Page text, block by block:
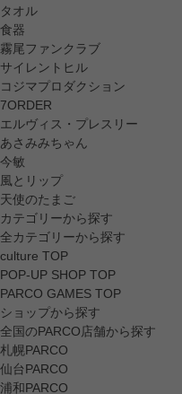
タオル
食器
霧尾ファンクラブ
サイレントヒル
コジマプロダクション
7ORDER
エルヴィス・プレスリー
あさみみちゃん
今敏
風とリップ
天使のたまご
カテゴリーから探す
全カテゴリーから探す
culture TOP
POP-UP SHOP TOP
PARCO GAMES TOP
ショップから探す
全国のPARCO店舗から探す
札幌PARCO
仙台PARCO
浦和PARCO